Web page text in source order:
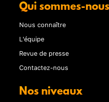
Qui sommes-
Nous connaître
L'équipe
Revue de presse
Contactez-nous
Nos niveaux